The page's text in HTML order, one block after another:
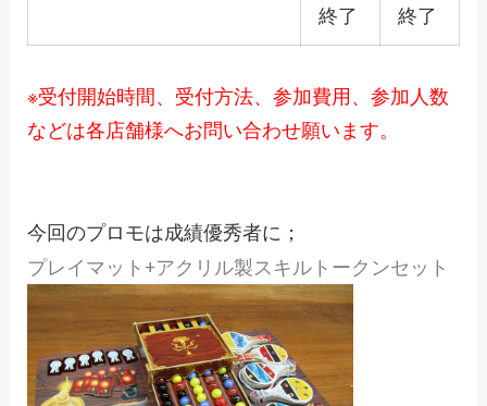
終了
終了
※受付開始時間、受付方法、参加費用、参加人数
などは各店舗様へお問い合わせ願います。
今回のプロモは成績優秀者に；
プレイマット+アクリル製スキルトークンセット